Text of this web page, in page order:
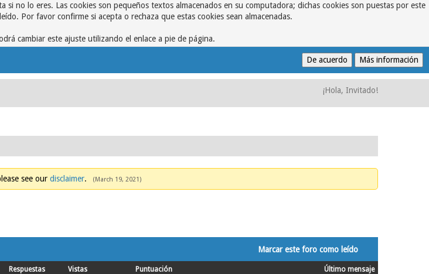
no lo eres. Las cookies son pequeños textos almacenados en su computadora; dichas cookies son puestas por este
Por favor confirme si acepta o rechaza que estas cookies sean almacenadas.
cambiar este ajuste utilizando el enlace a pie de página.
¡Hola, Invitado!
see our disclaimer. (March 19, 2021)
Marcar este foro como leído
Respuestas Vistas Puntuación
Último mensaje